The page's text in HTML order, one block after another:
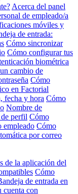
Acerca del panel
de empleado/a
móviles y
de entrada:
Cómo sincronizar
Cómo configurar tus
biométrica
cambio de
Cómo
en Factorial
fecha y hora Cómo
Nombre de
perfil Cómo
empleado Cómo
por correo
de la aplicación del
Cómo
de entrada en
con